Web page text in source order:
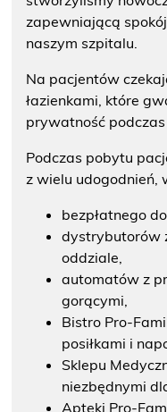
wczesna
Przyjęcie
Bądź
zapewniającą
naszym szpitalu.
Na pacjentów
łazienkami, które
prywatność podczas
Podczas pobytu
z wielu udogodnień,
bezpłatnego
dystrybutorów
oddziale,
automatów z
gorącymi,
Bistro Pro-
posiłkami i
Sklepu
niezbędnymi
Apteki Pro-